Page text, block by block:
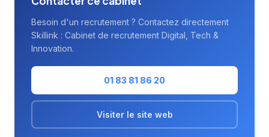
Besoin d'un recrutement ? Contactez directement
Skillink : Cabinet de recrutement Digital, Tech &
Innovation.
01 83 81 86 20
Visiter le site web